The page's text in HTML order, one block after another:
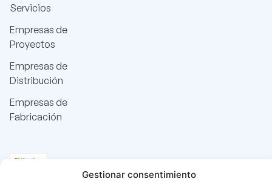
Gestionar consentimiento
Servicios
Empresas de
Proyectos
Empresas de
Distribución
Empresas de
Fabricación